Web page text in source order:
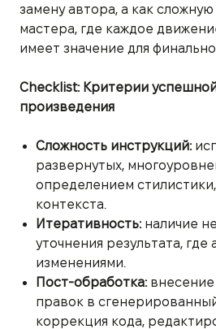
замену автора, а как сложную
мастера, где каждое
имеет значение для
Checklist: Критерии
произведения
Сложность инструкций:
развернутых,
определением
контекста.
Итеративность:наличие
уточнения результата, где
изменениями.
Пост-обработка:внесение
правок в
коррекция кода,